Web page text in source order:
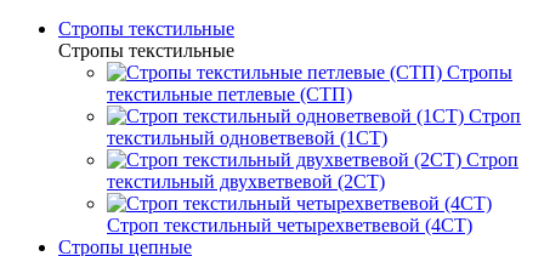
Стропы текстильные
Стропы текстильные
Стропы
текстильные петлевые (СТП)
Строп
текстильный одноветвевой (1СТ)
Строп
текстильный двухветвевой (2СТ)
Строп текстильный четырехветвевой (4СТ)
Стропы цепные